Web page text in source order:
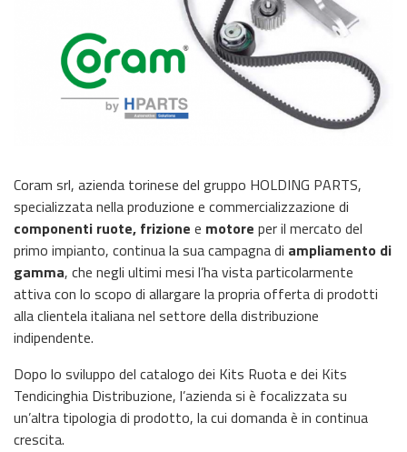
Coram srl, azienda torinese del gruppo HOLDING PARTS,
specializzata nella produzione e commercializzazione di
componenti ruote, frizione e motore per il mercato del
primo impianto, continua la sua campagna di ampliamento di
gamma, che negli ultimi mesi l’ha vista particolarmente
attiva con lo scopo di allargare la propria offerta di prodotti
alla clientela italiana nel settore della distribuzione
indipendente.
Dopo lo sviluppo del catalogo dei Kits Ruota e dei Kits
Tendicinghia Distribuzione, l’azienda si è focalizzata su
un’altra tipologia di prodotto, la cui domanda è in continua
crescita.